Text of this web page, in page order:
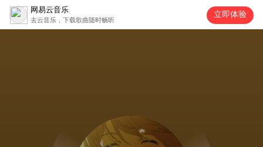
网易云音乐
去云音乐，下载歌曲随时畅听
立即体验